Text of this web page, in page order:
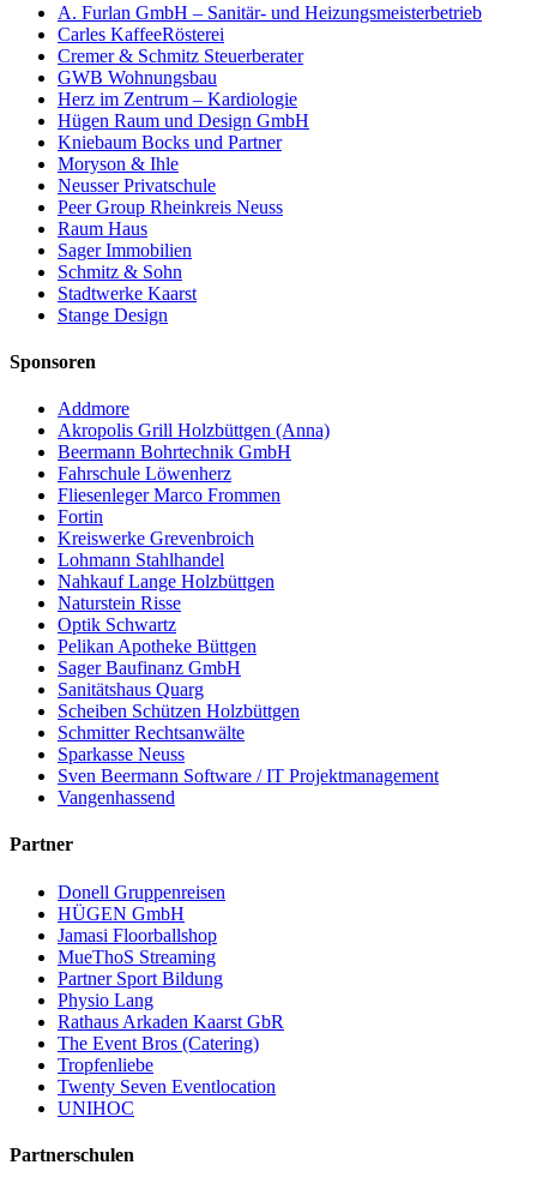
A. Furlan GmbH – Sanitär- und Heizungsmeisterbetrieb
Carles KaffeeRösterei
Cremer & Schmitz Steuerberater
GWB Wohnungsbau
Herz im Zentrum – Kardiologie
Hügen Raum und Design GmbH
Kniebaum Bocks und Partner
Moryson & Ihle
Neusser Privatschule
Peer Group Rheinkreis Neuss
Raum Haus
Sager Immobilien
Schmitz & Sohn
Stadtwerke Kaarst
Stange Design
Sponsoren
Addmore
Akropolis Grill Holzbüttgen (Anna)
Beermann Bohrtechnik GmbH
Fahrschule Löwenherz
Fliesenleger Marco Frommen
Fortin
Kreiswerke Grevenbroich
Lohmann Stahlhandel
Nahkauf Lange Holzbüttgen
Naturstein Risse
Optik Schwartz
Pelikan Apotheke Büttgen
Sager Baufinanz GmbH
Sanitätshaus Quarg
Scheiben Schützen Holzbüttgen
Schmitter Rechtsanwälte
Sparkasse Neuss
Sven Beermann Software / IT Projektmanagement
Vangenhassend
Partner
Donell Gruppenreisen
HÜGEN GmbH
Jamasi Floorballshop
MueThoS Streaming
Partner Sport Bildung
Physio Lang
Rathaus Arkaden Kaarst GbR
The Event Bros (Catering)
Tropfenliebe
Twenty Seven Eventlocation
UNIHOC
Partnerschulen